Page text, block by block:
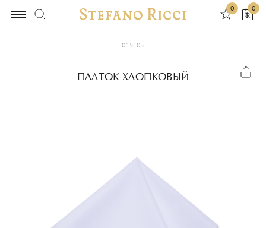
0 0
015105
ПЛАТОК ХЛОПКОВЫЙ